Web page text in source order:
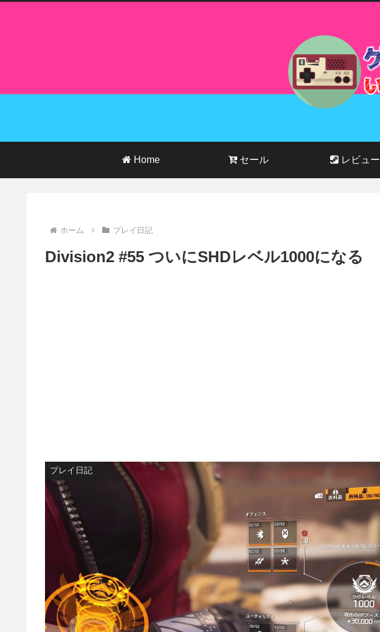
Home セール レビュー
ホーム プレイ日記
Division2 #55 ついにSHDレベル1000になる
プレイ日記